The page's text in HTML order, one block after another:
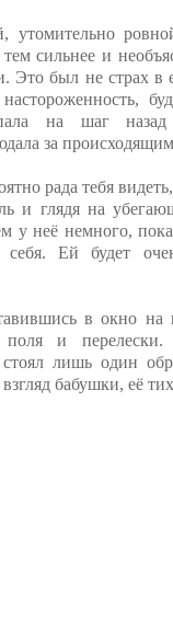
утомительно
сильнее и
Это был не страх в
на шаг
за происходящим
рада тебя
и глядя на
у неё немного,
себя. Ей будет
в окно на
поля и
стоял лишь один
бабушки, её